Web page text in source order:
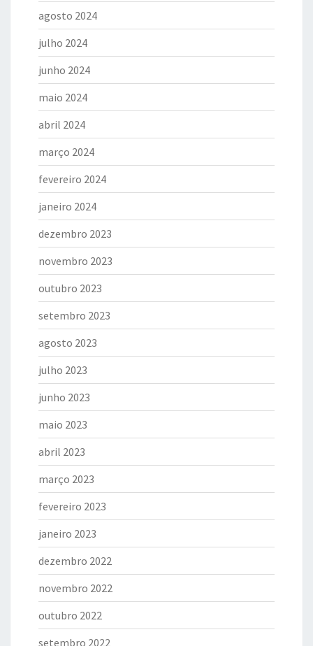
agosto 2024
julho 2024
junho 2024
maio 2024
abril 2024
março 2024
fevereiro 2024
janeiro 2024
dezembro 2023
novembro 2023
outubro 2023
setembro 2023
agosto 2023
julho 2023
junho 2023
maio 2023
abril 2023
março 2023
fevereiro 2023
janeiro 2023
dezembro 2022
novembro 2022
outubro 2022
setembro 2022